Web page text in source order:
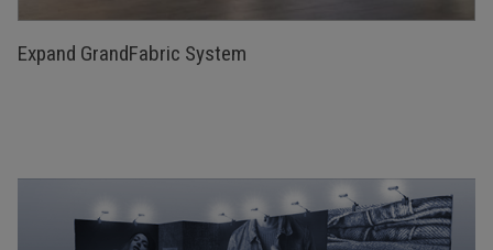
Expand GrandFabric System